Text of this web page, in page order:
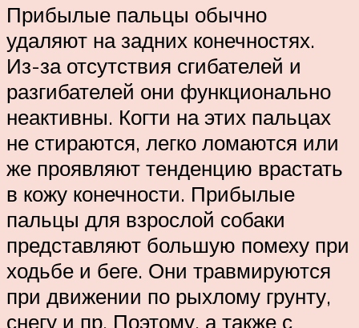
Прибылые пальцы обычно
удаляют на задних конечностях.
Из-за отсутствия сгибателей и
разгибателей они функционально
неактивны. Когти на этих пальцах
не стираются, легко ломаются или
же проявляют тенденцию врастать
в кожу конечности. Прибылые
пальцы для взрослой собаки
представляют большую помеху при
ходьбе и беге. Они травмируются
при движении по рыхлому грунту,
снегу и пр. Поэтому, а также с